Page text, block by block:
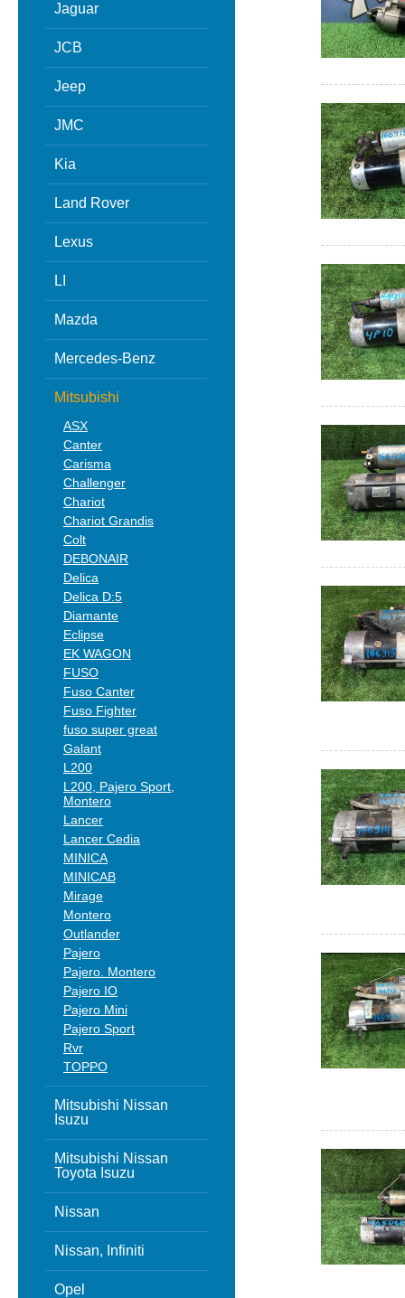
Jaguar
JCB
Jeep
JMC
Kia
Land Rover
Lexus
LI
Mazda
Mercedes-Benz
Mitsubishi
ASX
Canter
Carisma
Challenger
Chariot
Chariot Grandis
Colt
DEBONAIR
Delica
Delica D:5
Diamante
Eclipse
EK WAGON
FUSO
Fuso Canter
Fuso Fighter
fuso super great
Galant
L200
L200, Pajero Sport,
Montero
Lancer
Lancer Cedia
MINICA
MINICAB
Mirage
Montero
Outlander
Pajero
Pajero. Montero
Pajero IO
Pajero Mini
Pajero Sport
Rvr
TOPPO
Mitsubishi Nissan
Isuzu
Mitsubishi Nissan
Toyota Isuzu
Nissan
Nissan, Infiniti
Opel